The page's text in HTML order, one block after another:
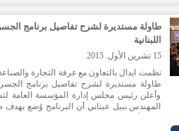
طاولة مستديرة لشرح تفاصيل برنامج
اللبنانية
15 تشرين الأول. 2015
نظمت ايدال بالتعاون مع غرفة التجارة
طاولة مستديرة لشرح تفاصيل برنامج الجسر
وأعلن رئيس مجلس إدارة المؤسسة العامة
المهندس نبيل عيتاني أن البرنامج وُضع بهدف